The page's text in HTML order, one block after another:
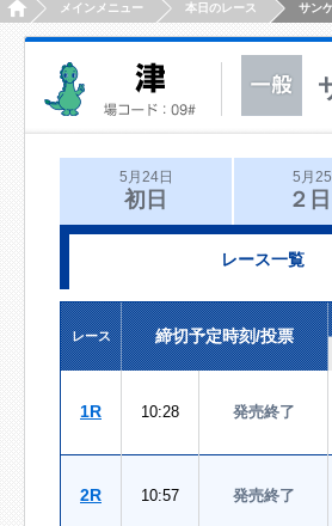
HOMEメインメニュー 本日のレース サン
5月24日
初日
5月25
２
レース一覧
レース
締切予定時刻/投票
1R 10:28 発売終了
2R 10:57 発売終了